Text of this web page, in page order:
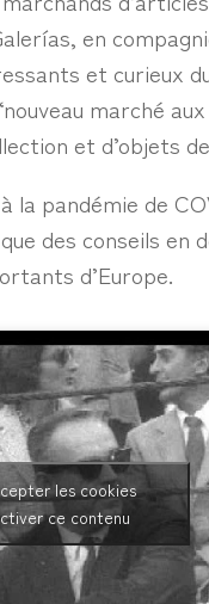
en
et curieux
marché
et d’objets
la pandémie de
des conseils en
d’Europe.
les cookies
ce contenu